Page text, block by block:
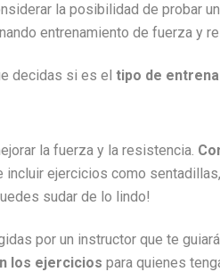
la posibilidad de probar
entrenamiento de fuerza y
decidas si es el tipo de
la fuerza y la resistencia.
ejercicios como
sudar de lo lindo!
por un instructor que te
los ejercicios para quienes